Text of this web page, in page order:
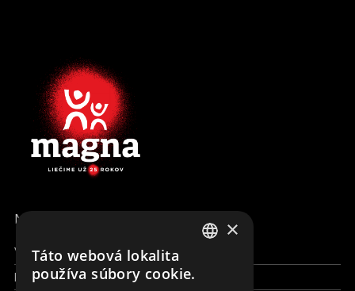
MENU
Všetky formy pomoci
Financie a reporty
×
Táto webová lokalita
používa súbory cookie.